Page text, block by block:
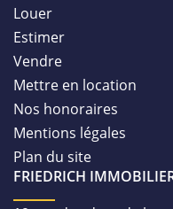
Louer
Estimer
Vendre
Mettre en location
Nos honoraires
Mentions légales
Plan du site
FRIEDRICH